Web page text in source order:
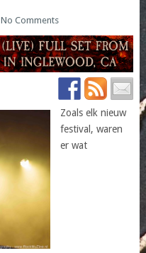
No Comments
Zoals elk nieuw
festival, waren
er wat